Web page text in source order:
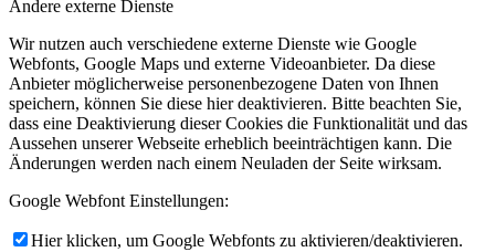
Andere externe Dienste
Wir nutzen auch verschiedene externe Dienste wie Google
Webfonts, Google Maps und externe Videoanbieter. Da diese
Anbieter möglicherweise personenbezogene Daten von Ihnen
speichern, können Sie diese hier deaktivieren. Bitte beachten Sie,
dass eine Deaktivierung dieser Cookies die Funktionalität und das
Aussehen unserer Webseite erheblich beeinträchtigen kann. Die
Änderungen werden nach einem Neuladen der Seite wirksam.
Google Webfont Einstellungen:
Hier klicken, um Google Webfonts zu aktivieren/deaktivieren.